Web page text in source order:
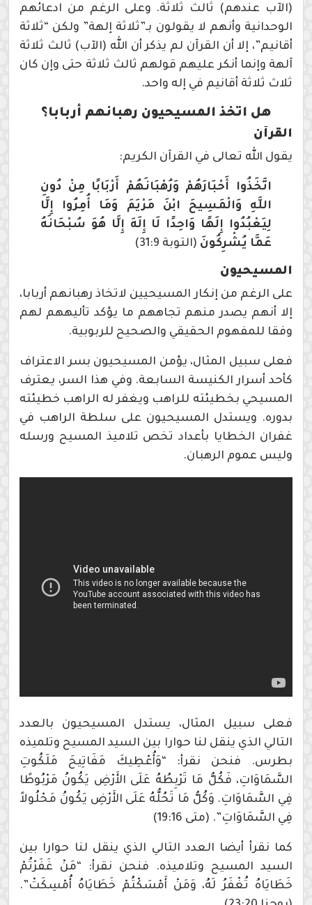
(الآب عندهم) ثالث ثلاثة. وعلى الرغم من ادعائهم
الوحدانية وأنهم لا يقولون بـ”ثلاثة إلهة” ولكن “ثلاثة
أقانيم”، إلا أن القرآن لم يذكر أن الله (الآب) ثالث ثلاثة
آلهة وإنما أنكر عليهم قولهم ثالث ثلاثة حتى وإن كان
ثلاث ثلاثة أقانيم في إله واحد.
هل اتخذ المسيحيون رهبانهم أربابا؟
القرآن
يقول الله تعالى في القرآن الكريم:
اتَّخَذُوا أَحْبَارَهُمْ وَرُهْبَانَهُمْ أَرْبَابًا مِنْ دُونِ
اللَّهِ وَالْمَسِيحَ ابْنَ مَرْيَمَ وَمَا أُمِرُوا إِلَّا
لِيَعْبُدُوا إِلَهًا وَاحِدًا لَا إِلَهَ إِلَّا هُوَ سُبْحَانَهُ
عَمَّا يُشْرِكُونَ (التوبة 31:9)
المسيحيون
على الرغم من إنكار المسيحيين لاتخاذ رهبانهم أربابا،
إلا أنهم يصدر منهم تجاههم ما يؤكد تأليههم لهم
وفقا للمفهوم الحقيقي والصحيح للربوبية.
فعلى سبيل المثال، يؤمن المسيحيون بسر الاعتراف
كأحد أسرار الكنيسة السابعة. وفي هذا السر، يعترف
المسيحي بخطيئته للراهب ويغفر له الراهب خطيئته
بدوره. ويستدل المسيحيون على سلطة الراهب في
غفران الخطايا بأعداد تخص تلاميذ المسيح ورسله
وليس عموم الرهبان.
فعلى سبيل المثال، يستدل المسيحيون بالعدد
التالي الذي ينقل لنا حوارا بين السيد المسيح وتلميذه
بطرس. فنحن نقرأ: “وَأُعْطِيكَ مَفَاتِيحَ مَلَكُوتِ
السَّمَاوَاتِ، فَكُلُّ مَا تَرْبِطُهُ عَلَى الأَرْضِ يَكُونُ مَرْبُوطًا
فِي السَّمَاوَاتِ. وَكُلُّ مَا تَحُلُّهُ عَلَى الأَرْضِ يَكُونُ مَحْلُولاً
فِي السَّمَاوَاتِ”. (متى 19:16)
كما نقرأ أيضا العدد التالي الذي ينقل لنا حوارا بين
السيد المسيح وتلاميذه. فنحن نقرأ: “مَنْ غَفَرْتُمْ
خَطَايَاهُ تُغْفَرُ لَهُ، وَمَنْ أَمْسَكْتُمْ خَطَايَاهُ أُمْسِكَتْ”.